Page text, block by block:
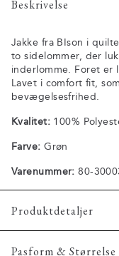
Beskrivelse
Jakke fra BIson i
to sidelommer, der
inderlomme. Foret er
Lavet i comfort fit,
bevægelsesfrihed.
Kvalitet:100%
Farve: Grøn
Varenummer: 80-
Produktdetaljer
Jakken har høj hals.
Pasform & Størrelse